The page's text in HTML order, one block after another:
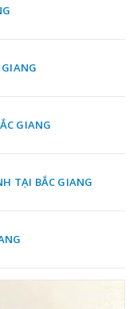
GIANG
TẠI BẮC GIANG